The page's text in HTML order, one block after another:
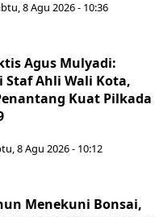
8 Agu 2026 - 10:36
Agus Mulyadi:
Ahli Wali Kota,
Kuat Pilkada
8 Agu 2026 - 10:12
Menekuni Bonsai,